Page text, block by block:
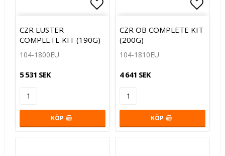
Lägg till i favoritlistan
CZR LUSTER
COMPLETE KIT (190G)
104-1800EU
5 531 SEK
KÖP
CZR OB COMPLETE KIT
(200G)
104-1810EU
4 641 SEK
KÖP